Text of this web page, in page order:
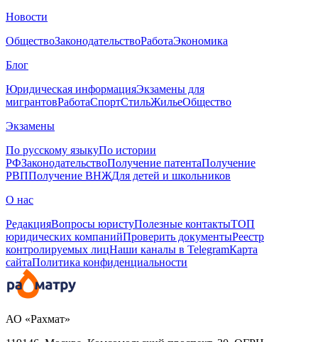
Новости
ОбществоЗаконодательствоРаботаЭкономика
Блог
Юридическая информацияЭкзамены для
мигрантовРаботаСпортСтильЖильеОбщество
Экзамены
По русскому языкуПо истории
РФЗаконодательствоПолучение патентаПолучение
РВППолучение ВНЖДля детей и школьников
О нас
РедакцияВопросы юристуПолезные контактыТОП
юридических компанийПроверить документыРеестр
контролируемых лицНаши каналы в TelegramКарта
сайтаПолитика конфиденциальности
АО «Рахмат»